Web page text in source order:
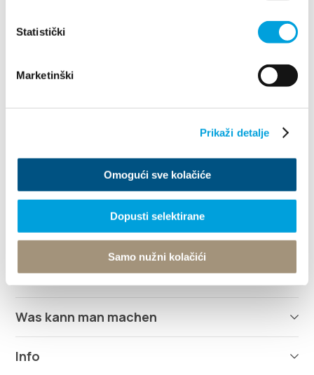
Statistički
Marketinški
Prikaži detalje
Omogući sve kolačiće
Dopusti selektirane
Samo nužni kolačići
info@kastela-info.hr
Erforsche
Destination
Was kann man machen
Info